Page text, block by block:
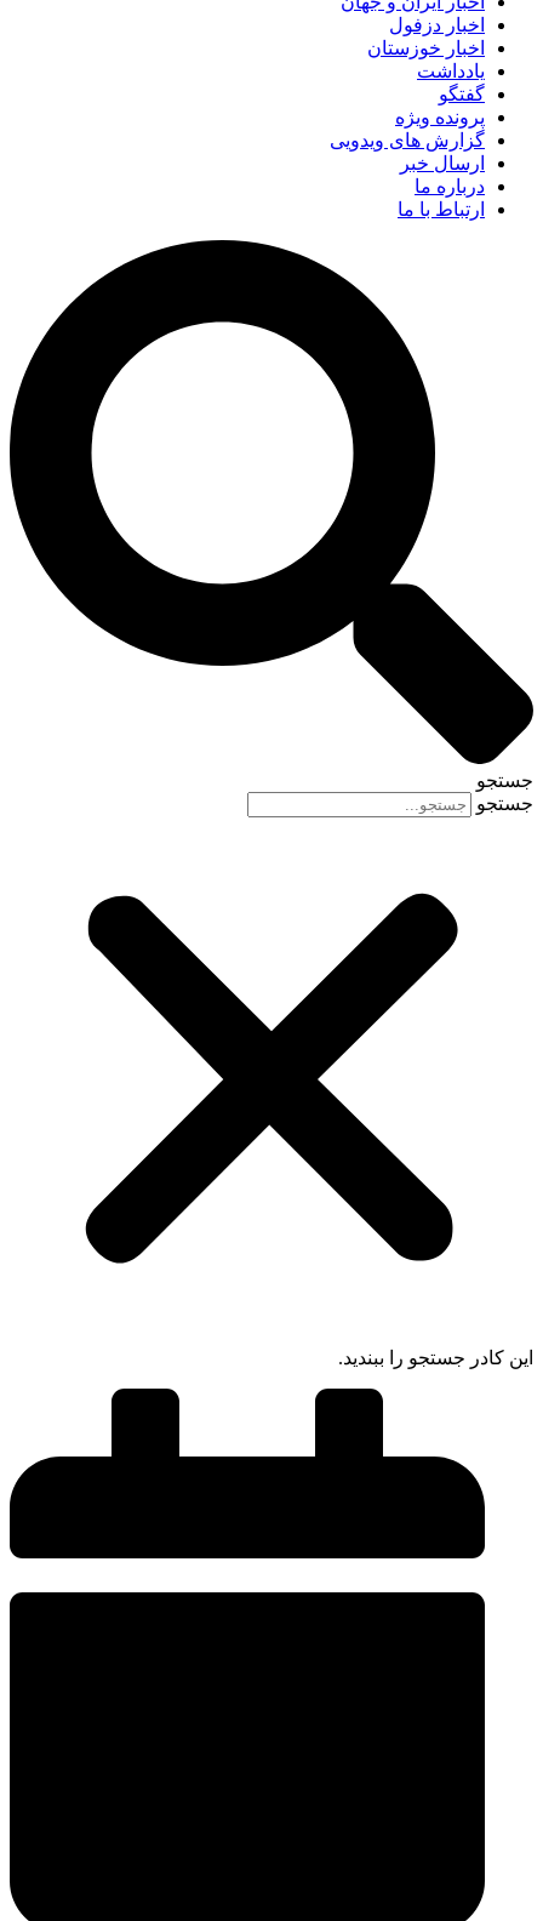
اخبار دزفول
اخبار خوزستان
یادداشت
گفتگو
پرونده ویژه
گزارش های ویدویی
ارسال خبر
درباره ما
ارتباط با ما
جستجو
جستجو
این کادر جستجو را ببندید.